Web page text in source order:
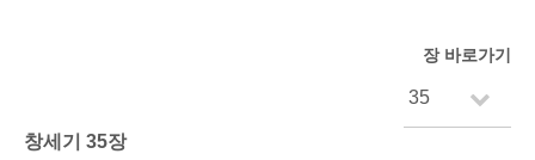
장 바로가기
창세기 35장